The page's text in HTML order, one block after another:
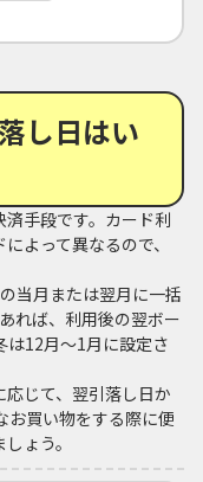
し日はい
手段です。カード利
よって異なるので、
当月または翌月に一括
れば、利用後の翌ボー
は12月〜1月に設定さ
じて、翌引落し日か
お買い物をする際に便
ょう。